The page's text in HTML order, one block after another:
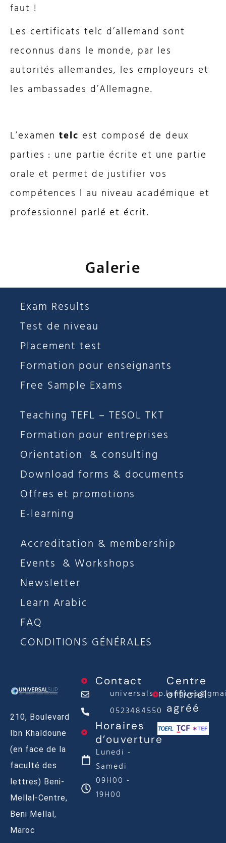
faut !
Les certificats telc d’allemand sont
reconnus dans le monde, par les
autorités allemandes, les employeurs et
les ambassades d’Allemagne.
L’examentelc est composé de deux
parties : une partie écrite et une partie
orale et permet de justifier vos
compétences l au niveau académique et
professionnel parlé et écrit.
Galerie
Exam Results
Test de niveau
Placement test
Formation pour enseignants
Free Sample Exams
Teaching TEFL – TESOL TKT
Formation pour entreprises
Orientation & consulting
Download forms & documents
Offres et promotions
E-learning
Accreditation & membership
Events & Workshops
Newsletter
Learn Arabic
FAQ
CONDITIONS GÉNÉRALES
210, Boulevard
Ibn Khaldoune
(en face de la
faculté des
lettres) Beni-
Mellal-Centre,
Beni Mellal,
Maroc
Contact
0523484550
Horaires
d’ouverture
Lunedi -
Samedi
09H00 -
19H00
Centre
officiel
agréé